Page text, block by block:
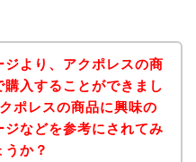
ジより、アクポレスの商
入することができまし
ポレスの商品に興味の
ジなどを参考にされてみ
か？